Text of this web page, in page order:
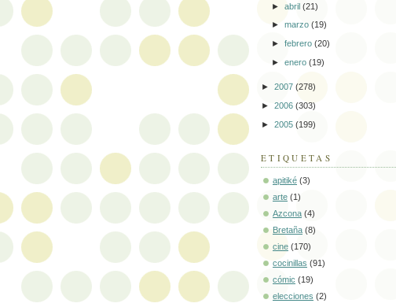
►abril(21)
►marzo(19)
►febrero(20)
►enero(19)
► 2007 (278)
► 2006 (303)
► 2005 (199)
ETIQUETAS
apitiké (3)
arte (1)
Azcona (4)
Bretaña (8)
cine (170)
cocinillas (91)
cómic (19)
elecciones (2)